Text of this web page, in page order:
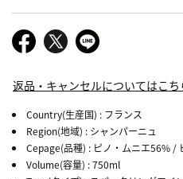
返品・キャンセルについてはこち
Country(生産国) : フランス
Region(地域) : シャンパーニュ
Cepage(品種) : ピノ・ムニエ56% /
Volume(容量) : 750ml